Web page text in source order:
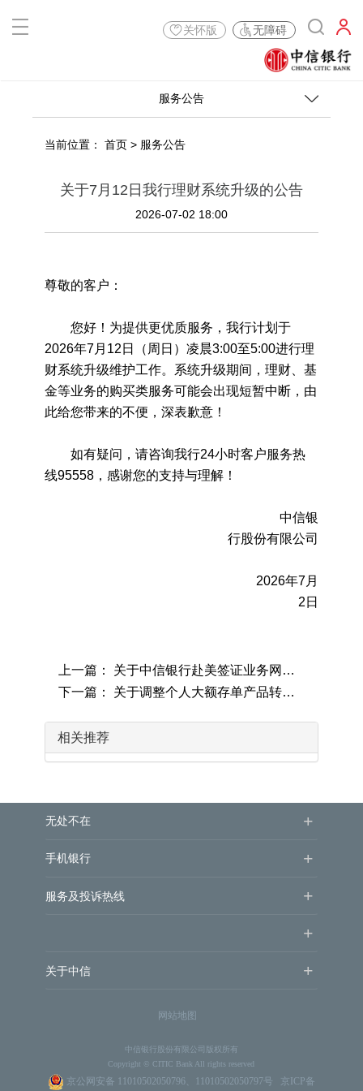
无障碍
关怀版
服务公告
当前位置：首页 > 服务公告
关于7月12日我行理财系统升级的公告
2026-07-02 18:00
尊敬的客户：
您好！为提供更优质服务，我行计划于
2026年7月12日（周日）凌晨3:00至5:00进行理
财系统升级维护工作。系统升级期间，理财、基
金等业务的购买类服务可能会出现短暂中断，由
此给您带来的不便，深表歉意！
如有疑问，请咨询我行24小时客户服务热
线95558，感谢您的支持与理解！
中信银
行股份有限公司
2026年7月
2日
上一篇： 关于中信银行赴美签证业务网点服务时间的公告
下一篇： 关于调整个人大额存单产品转让规则的公告
相关推荐
无处不在 +
手机银行 +
服务及投诉热线
+
+
关于中信 +
网站地图
中信银行股份有限公司版权所有
Copyright © CITIC Bank All rights reserved
京公网安备 11010502050796、11010502050797号 京ICP备